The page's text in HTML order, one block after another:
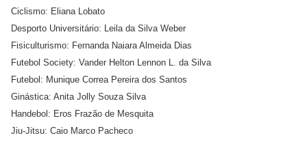
Ciclismo: Eliana Lobato
Desporto Universitário: Leila da Silva Weber
Fisiculturismo: Fernanda Naiara Almeida Dias
Futebol Society: Vander Helton Lennon L. da Silva
Futebol: Munique Correa Pereira dos Santos
Ginástica: Anita Jolly Souza Silva
Handebol: Eros Frazão de Mesquita
Jiu-Jitsu: Caio Marco Pacheco